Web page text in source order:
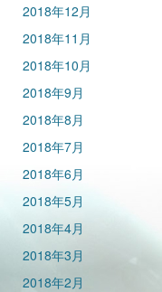
2018年12月
2018年11月
2018年10月
2018年9月
2018年8月
2018年7月
2018年6月
2018年5月
2018年4月
2018年3月
2018年2月